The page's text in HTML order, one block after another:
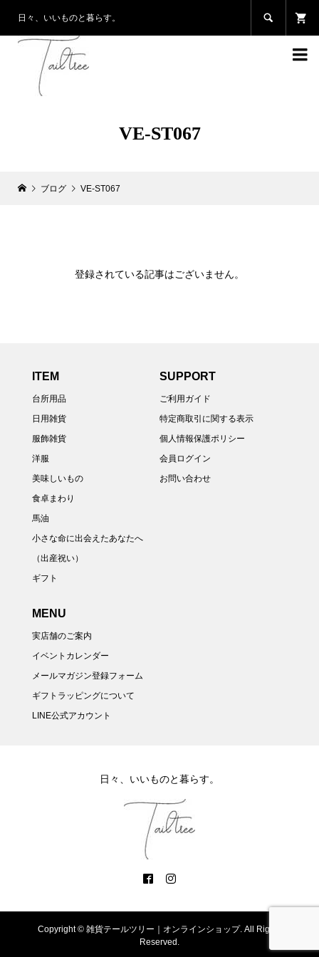
日々、いいものと暮らす。 

VE-ST067
ブログ VE-ST067
登録されている記事はございません。
ITEM
台所用品
日用雑貨
服飾雑貨
洋服
美味しいもの
食卓まわり
馬油
小さな命に出会えたあなたへ
（出産祝い）
ギフト
SUPPORT
ご利用ガイド
特定商取引に関する表示
個人情報保護ポリシー
会員ログイン
お問い合わせ
MENU
実店舗のご案内
イベントカレンダー
メールマガジン登録フォーム
ギフトラッピングについて
LINE公式アカウント
日々、いいものと暮らす。
Copyright © 雑貨テールツリー｜オンラインショップ. All Rights
Reserved.